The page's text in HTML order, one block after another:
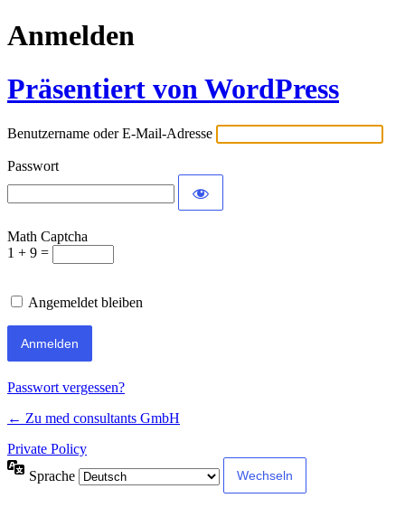
Anmelden
Präsentiert von WordPress
Benutzername oder E-Mail-Adresse
Passwort
Math Captcha
1 + 9 =
Angemeldet bleiben
Passwort vergessen?
← Zu med consultants GmbH
Private Policy
Sprache